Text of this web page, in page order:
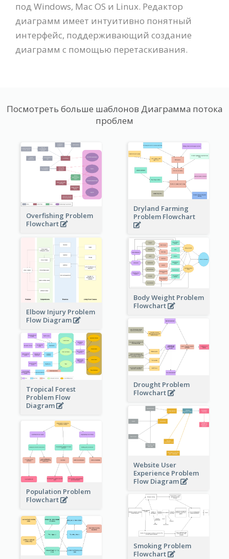
под Windows, Mac OS и Linux. Редактор
диаграмм имеет интуитивно понятный
интерфейс, поддерживающий создание
диаграмм с помощью перетаскивания.
Посмотреть больше шаблонов Диаграмма потока
проблем
Overfishing Problem
Flowchart
Dryland Farming
Problem Flowchart
Elbow Injury Problem
Flow Diagram
Body Weight Problem
Flowchart
Drought Problem
Flowchart
Tropical Forest
Problem Flow
Diagram
Website User
Experience Problem
Flow Diagram
Population Problem
Flowchart
Smoking Problem
Flowchart